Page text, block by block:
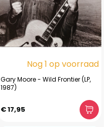
Nog 1 op voorraad
Gary Moore - Wild Frontier (LP,
1987)
€ 17,95